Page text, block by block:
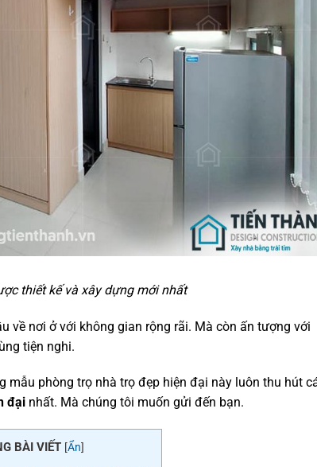
thiết kế và xây dựng mới nhất
về nơi ở với không gian rộng rãi. Mà còn ấn tượng với
tiện nghi.
mẫu phòng trọ nhà trọ đẹp hiện đại này luôn thu hút
đại nhất. Mà chúng tôi muốn gửi đến bạn.
BÀI VIẾT [Ẩn]